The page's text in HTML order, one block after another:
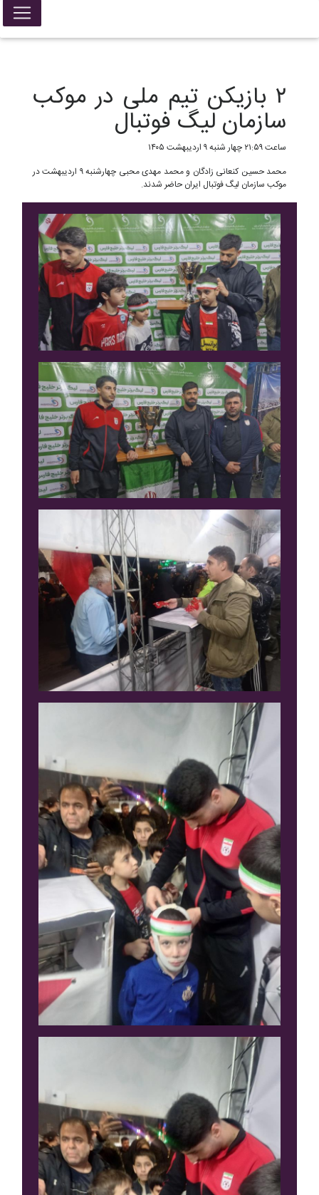
False{ return; }
۲ بازیکن تیم ملی در موکب
سازمان لیگ فوتبال
ساعت ۲۱:۵۹ چهار شنبه ۹ اردیبهشت ۱۴۰۵
محمد حسین کنعانی زادگان و محمد مهدی محبی چهارشنبه ۹ اردیبهشت در
موکب سازمان لیگ فوتبال ایران حاضر شدند.